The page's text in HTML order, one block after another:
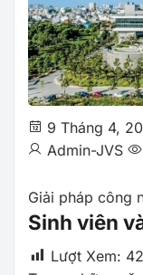
9 Tháng 4,
Admin-JVS
Giải pháp công
Sinh viên
Lượt Xem: